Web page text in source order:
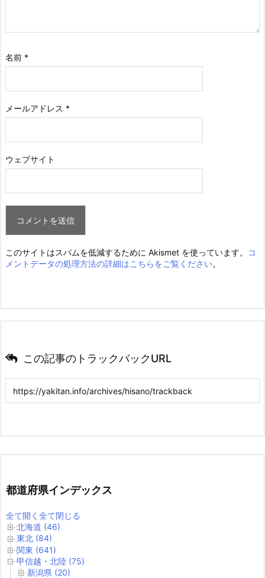
名前 *
メールアドレス *
ウェブサイト
このサイトはスパムを低減するために Akismet を使っています。
コ
メントデータの処理方法の詳細はこちらをご覧ください。
この記事のトラックバックURL
都道府県インデックス
全て開く 全て閉じる
北海道 (46)
東北 (84)
関東 (641)
甲信越・北陸 (75)
新潟県 (20)